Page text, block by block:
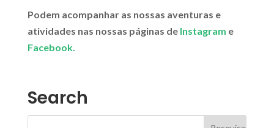
Podem acompanhar as nossas aventuras e
atividades nas nossas páginas de Instagram e
Facebook.
Search